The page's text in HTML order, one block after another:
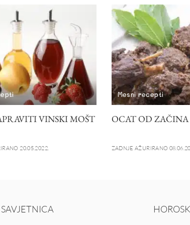
VINSKI MOŠT
20.05.2022.
Mesni recepti
OCAT OD
ZADNJE AŽURIRANO
SAVJETNICA